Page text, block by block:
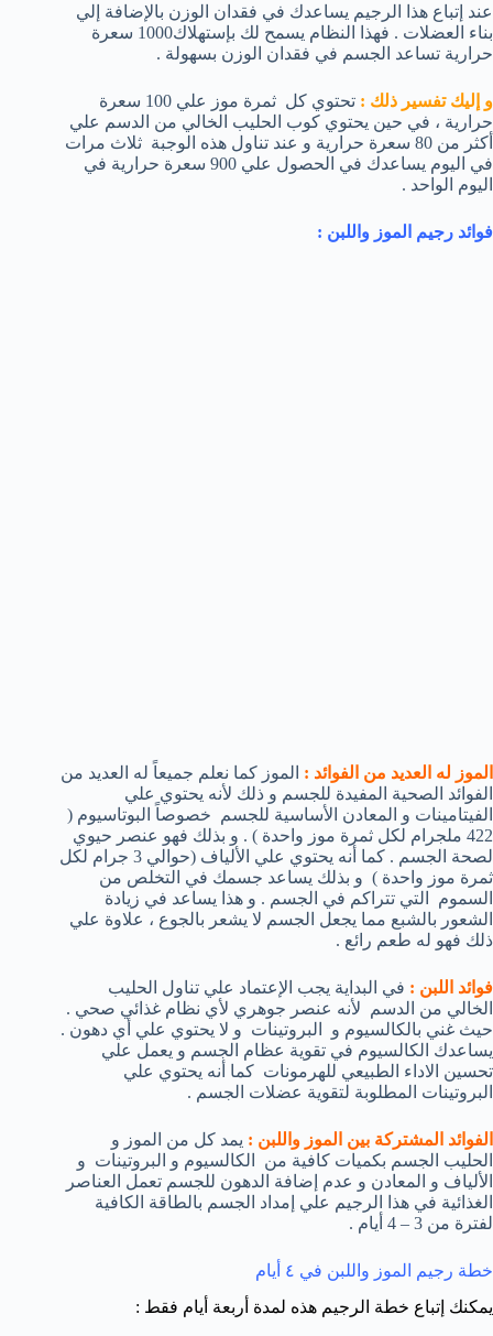
عند إتباع هذا الرجيم يساعدك في فقدان الوزن بالإضافة إلي
بناء العضلات . فهذا النظام يسمح لك بإستهلاك1000 سعرة
حرارية تساعد الجسم في فقدان الوزن بسهولة .
و إليك تفسير ذلك :
تحتوي كل ثمرة موز علي 100 سعرة
حرارية ، في حين يحتوي كوب الحليب الخالي من الدسم علي
أكثر من 80 سعرة حرارية و عند تناول هذه الوجبة ثلاث مرات
في اليوم يساعدك في الحصول علي 900 سعرة حرارية في
اليوم الواحد .
فوائد رجيم الموز واللبن :
الموز له العديد من الفوائد : الموز كما نعلم جميعاً له العديد من
الفوائد الصحية المفيدة للجسم و ذلك لأنه يحتوي علي
الفيتامينات و المعادن الأساسية للجسم خصوصاً البوتاسيوم (
422 ملجرام لكل ثمرة موز واحدة ) . و بذلك فهو عنصر حيوي
لصحة الجسم . كما أنه يحتوي علي الألياف (حوالي 3 جرام لكل
ثمرة موز واحدة ) و بذلك يساعد جسمك في التخلص من
السموم التي تتراكم في الجسم . و هذا يساعد في زيادة
الشعور بالشبع مما يجعل الجسم لا يشعر بالجوع ، علاوة علي
ذلك فهو له طعم رائع .
فوائد اللبن : في البداية يجب الإعتماد علي تناول الحليب
الخالي من الدسم لأنه عنصر جوهري لأي نظام غذائي صحي .
حيث غني بالكالسيوم و البروتينات و لا يحتوي علي أي دهون .
يساعدك الكالسيوم في تقوية عظام الجسم و يعمل علي
تحسين الاداء الطبيعي للهرمونات كما أنه يحتوي علي
البروتينات المطلوبة لتقوية عضلات الجسم .
الفوائد المشتركة بين الموز واللبن : يمد كل من الموز و
الحليب الجسم بكميات كافية من الكالسيوم و البروتينات و
الألياف و المعادن و عدم إضافة الدهون للجسم تعمل العناصر
الغذائية في هذا الرجيم علي إمداد الجسم بالطاقة الكافية
لفترة من 3 – 4 أيام .
خطة رجيم الموز واللبن في ٤ أيام
يمكنك إتباع خطة الرجيم هذه لمدة أربعة أيام فقط :